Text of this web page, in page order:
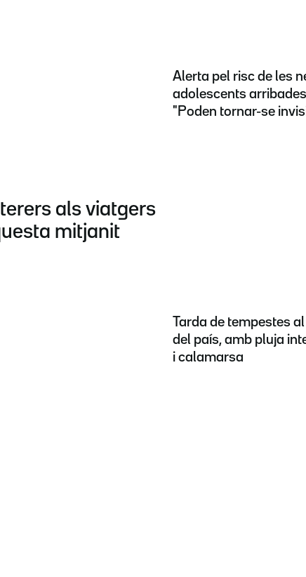
als viatgers
mitjanit
Alerta pel risc de les
adolescents
"Poden tornar-se
Tarda de tempestes
del país, amb pluja
i calamarsa